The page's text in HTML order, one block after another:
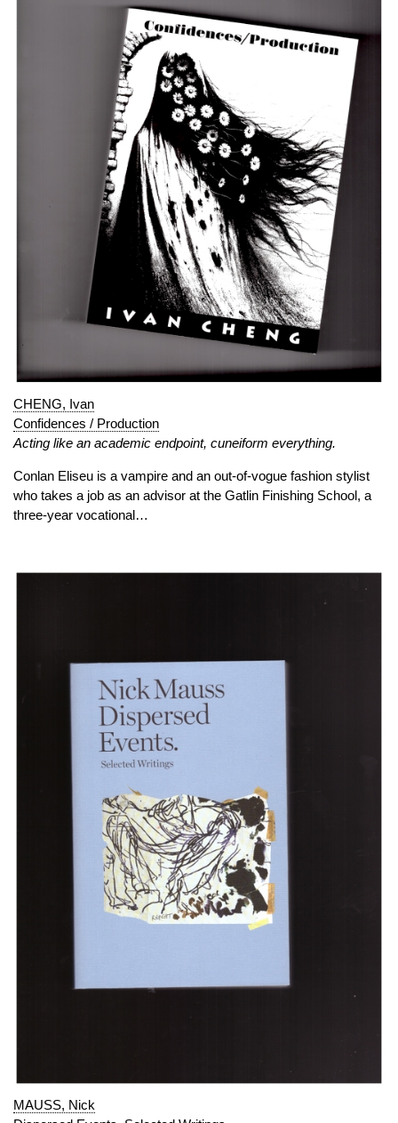
CHENG, Ivan
Confidences / Production
Acting like an academic endpoint, cuneiform everything.
Conlan Eliseu is a vampire and an out-of-vogue fashion stylist
who takes a job as an advisor at the Gatlin Finishing School, a
three-year vocational…
MAUSS, Nick